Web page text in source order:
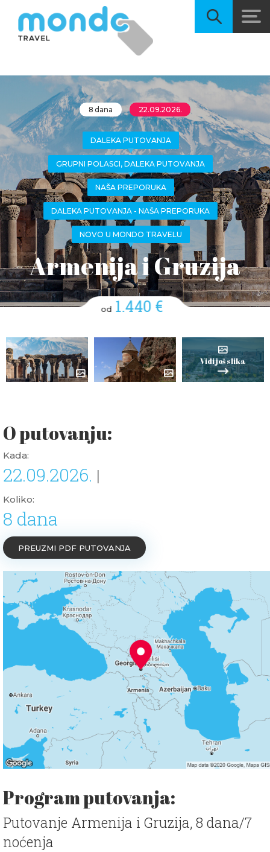
8 dana 22.09.2026.
DALEKA PUTOVANJA
GRUPNI POLASCI, DALEKA PUTOVANJA
NAŠA PREPORUKA
DALEKA PUTOVANJA - NAŠA PREPORUKA
NOVO U MONDO TRAVELU
Armenija i Gruzija
od 1.440 €
Vidi još slika
O putovanju:
Kada:
22.09.2026. |
Koliko:
8 dana
PREUZMI PDF PUTOVANJA
Program putovanja:
Putovanje Armenija i Gruzija, 8 dana/7
noćenja